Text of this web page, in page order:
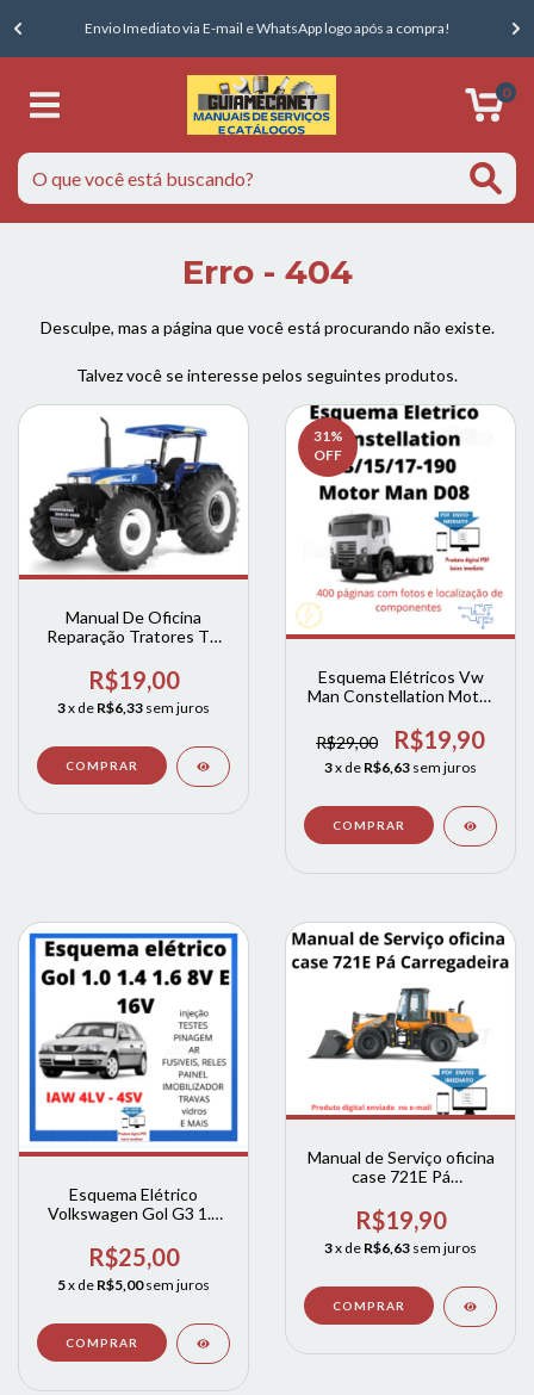
Envio Imediato via E-mail e WhatsApp logo após a compra!
0
Erro - 404
Desculpe, mas a página que você está procurando não existe.
Talvez você se interesse pelos seguintes produtos.
Manual De Oficina
Reparação Tratores Tm
new holland
R$19,00
3x de R$6,33 sem juros
31%
OFF
Esquema Elétricos Vw
Man Constellation Motor
R$29,00
R$19,90
3x de R$6,63 sem juros
Esquema Elétrico
Volkswagen Gol G3 1.0
R$25,00
5x de R$5,00 sem juros
Manual de Serviço oficina
case 721E Pá
R$19,90
3x de R$6,63 sem juros